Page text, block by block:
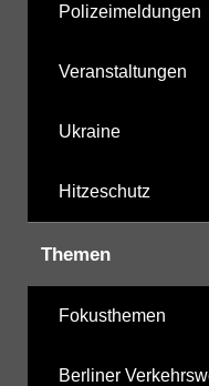
Polizeimeldungen
Veranstaltungen
Ukraine
Hitzeschutz
Themen
Fokusthemen
Berliner